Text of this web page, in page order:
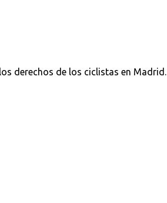
derechos de los ciclistas en Madrid.